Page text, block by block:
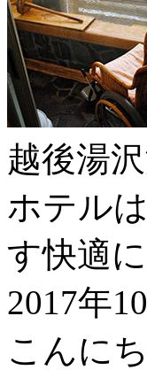
越後湯
ホテル
す快適
2017年
こんにち